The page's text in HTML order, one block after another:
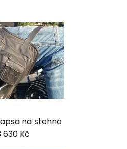
na stehno
630 Kč